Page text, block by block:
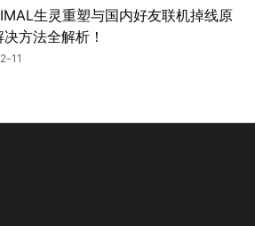
生灵重塑与国内好友联机掉线原
方法全解析！
11